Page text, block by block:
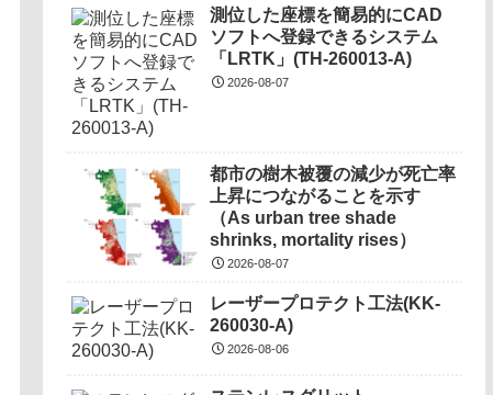
測位した座標を簡易的にCAD
ソフトへ登録できるシステム
「LRTK」(TH-260013-A)
2026-08-07
都市の樹木被覆の減少が死亡率
上昇につながることを示す
（As urban tree shade
shrinks, mortality rises）
2026-08-07
レーザープロテクト⼯法(KK-
260030-A)
2026-08-06